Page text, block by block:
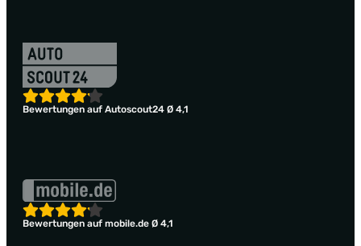
Bewertungen auf Autoscout24 Ø 4,1
Bewertungen auf mobile.de Ø 4,1